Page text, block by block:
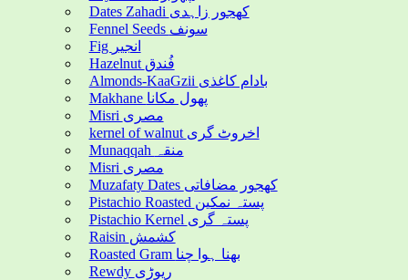
Dates Zahadi کھجور زاہدی
Fennel Seeds سونف
Fig انجیر
Hazelnut فُندق
Almonds-KaaGzii بادام کاغذی
Makhane پھول مکانا
Misri مصری
kernel of walnut اخروٹ گری
Munaqqah منقہ
Misri مصری
Muzafaty Dates کھجور مضافاتی
Pistachio Roasted پستہ نمکین
Pistachio Kernel پستہ گری
Raisin کشمش
Roasted Gram بھنا ہوا چنا
Rewdy ریوڑی